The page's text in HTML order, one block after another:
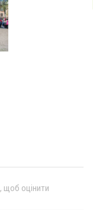
, щоб оцінити